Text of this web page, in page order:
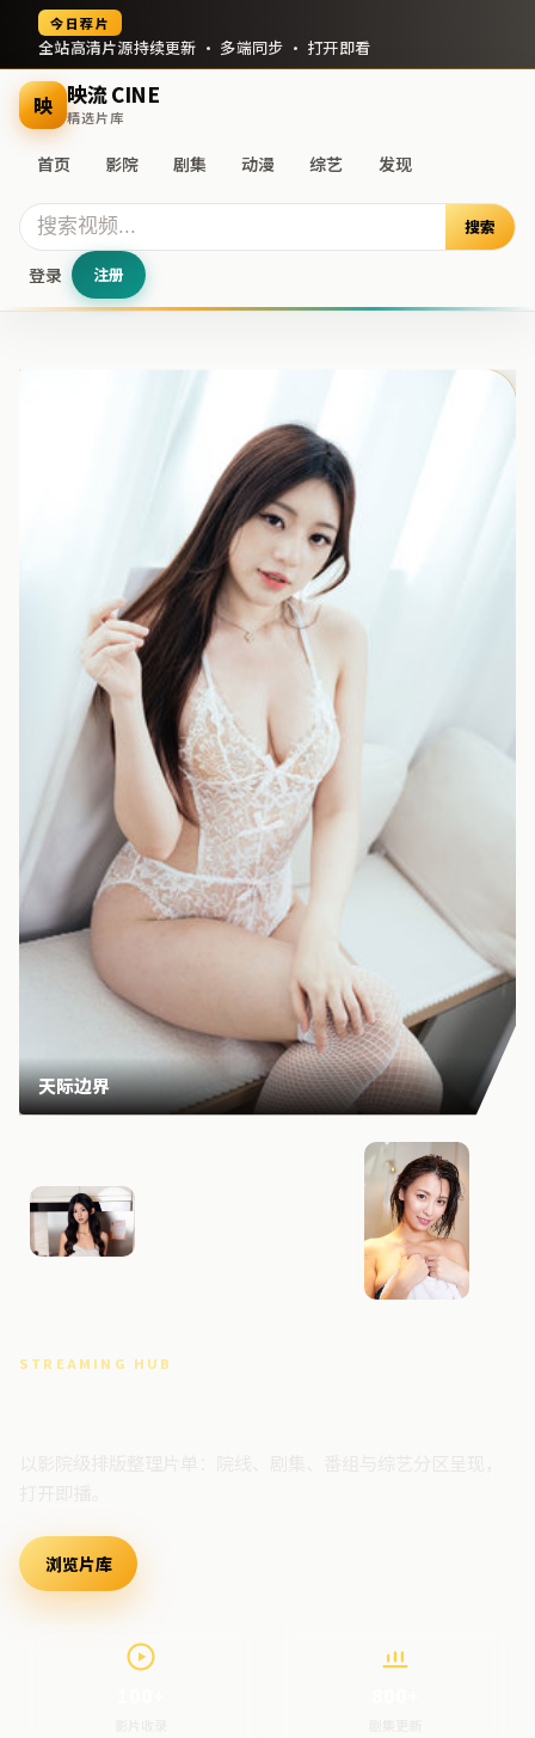
今日荐片
全站高清片源持续更新 · 多端同步 · 打开即看
映 映流 CINE
精选片库
首页 影院 剧集 动漫 综艺 发现
搜索
登录 注册
STREAMING HUB
浏览片库
天际边界